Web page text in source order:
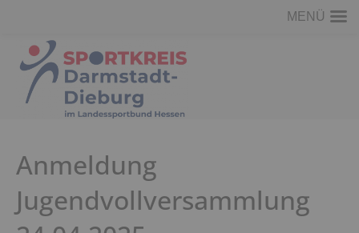
Inhalt
springen
Anmeldung
Jugendvollversammlung
MENÜ